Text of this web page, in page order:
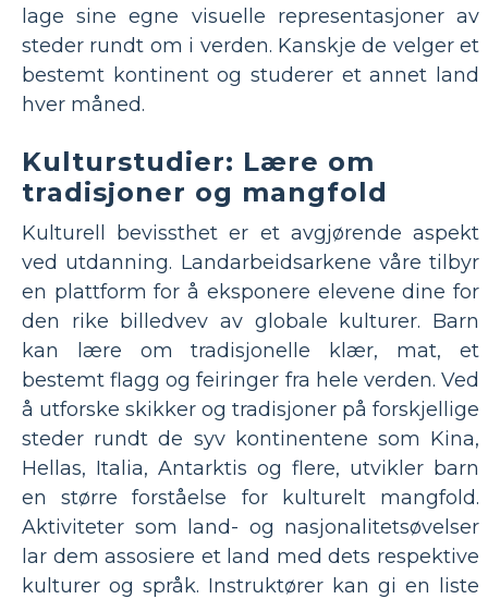
lage sine egne visuelle representasjoner av
steder rundt om i verden. Kanskje de velger et
bestemt kontinent og studerer et annet land
hver måned.
Kulturstudier: Lære om
tradisjoner og mangfold
Kulturell bevissthet er et avgjørende aspekt
ved utdanning. Landarbeidsarkene våre tilbyr
en plattform for å eksponere elevene dine for
den rike billedvev av globale kulturer. Barn
kan lære om tradisjonelle klær, mat, et
bestemt flagg og feiringer fra hele verden. Ved
å utforske skikker og tradisjoner på forskjellige
steder rundt de syv kontinentene som Kina,
Hellas, Italia, Antarktis og flere, utvikler barn
en større forståelse for kulturelt mangfold.
Aktiviteter som land- og nasjonalitetsøvelser
lar dem assosiere et land med dets respektive
kulturer og språk. Instruktører kan gi en liste